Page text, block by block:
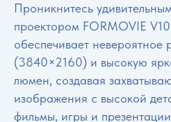
Проникнитесь
проектором FORMOVIE
обеспечивает
(3840×2160) и высокую
люмен, создавая
изображения с высокой
фильмы, игры и